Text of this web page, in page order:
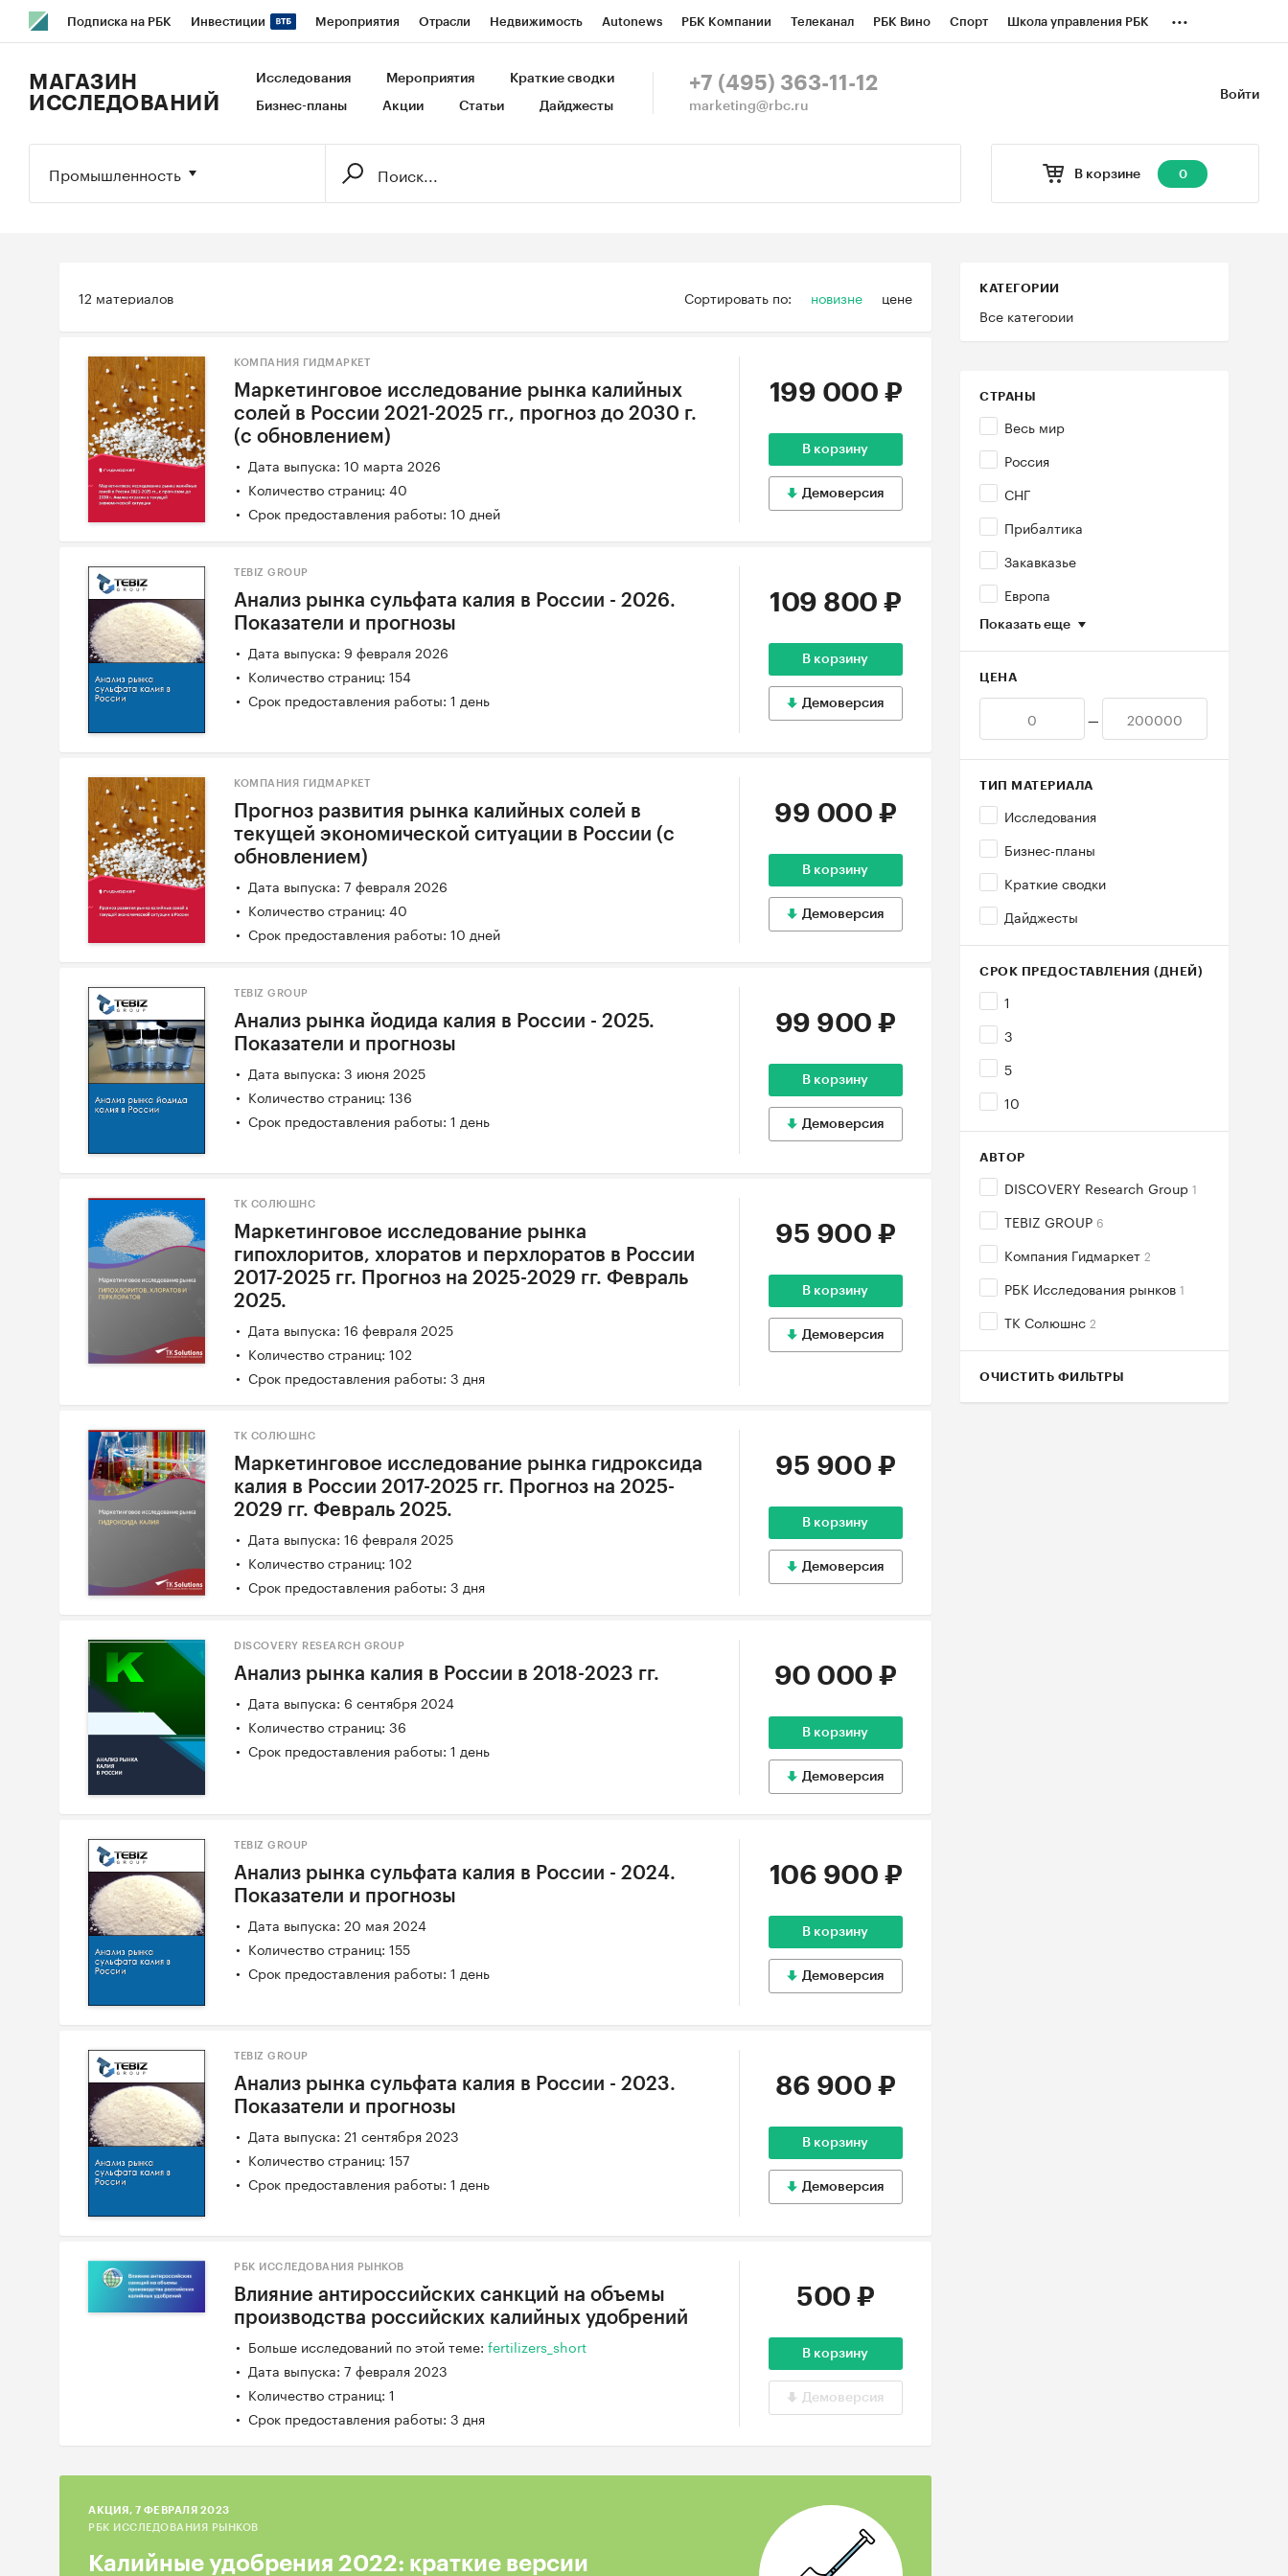
Подписка на РБК Инвестиции Мероприятия Отрасли Недвижимость Autonews РБК Компании Телеканал РБК Вино Спорт Школа управления РБК
Исследования Кредитные рейтинги Франшизы Газета Спецпроекты СПб Конференции СПб Спецпроекты
...
Войти
МАГАЗИН
ИССЛЕДОВАНИЙ
Исследования Мероприятия Краткие сводки
Бизнес-планы Акции Статьи Дайджесты
+7 (495) 363-11-12
marketing@rbc.ru
В корзине 0
Промышленность
Сортировать по: новизне цене
12 материалов КАТЕГОРИИ
Все категории
СТРАНЫ
Весь мир
Россия
СНГ
Прибалтика
Закавказье
Европа
Показать еще
ЦЕНА
—
ТИП МАТЕРИАЛА
Исследования
Бизнес-планы
Краткие сводки
Дайджесты
СРОК ПРЕДОСТАВЛЕНИЯ (ДНЕЙ)
1
3
5
10
АВТОР
DISCOVERY Research Group 1
TEBIZ GROUP 6
Компания Гидмаркет 2
РБК Исследования рынков 1
ТК Солюшнс 2
ОЧИСТИТЬ ФИЛЬТРЫ
КОМПАНИЯ ГИДМАРКЕТ
Маркетинговое исследование рынка калийных
солей в России 2021-2025 гг., прогноз до 2030 г.
(с обновлением)
Дата выпуска: 10 марта 2026
Количество страниц: 40
Срок предоставления работы: 10 дней
199 000 ₽
В корзину
Демоверсия
TEBIZ GROUP
Анализ рынка сульфата калия в России - 2026.
Показатели и прогнозы
Дата выпуска: 9 февраля 2026
Количество страниц: 154
Срок предоставления работы: 1 день
109 800 ₽
В корзину
Демоверсия
КОМПАНИЯ ГИДМАРКЕТ
Прогноз развития рынка калийных солей в
текущей экономической ситуации в России (с
обновлением)
Дата выпуска: 7 февраля 2026
Количество страниц: 40
Срок предоставления работы: 10 дней
99 000 ₽
В корзину
Демоверсия
TEBIZ GROUP
Анализ рынка йодида калия в России - 2025.
Показатели и прогнозы
Дата выпуска: 3 июня 2025
Количество страниц: 136
Срок предоставления работы: 1 день
99 900 ₽
В корзину
Демоверсия
ТК СОЛЮШНС
Маркетинговое исследование рынка
гипохлоритов, хлоратов и перхлоратов в России
2017-2025 гг. Прогноз на 2025-2029 гг. Февраль
2025.
Дата выпуска: 16 февраля 2025
Количество страниц: 102
Срок предоставления работы: 3 дня
95 900 ₽
В корзину
Демоверсия
ТК СОЛЮШНС
Маркетинговое исследование рынка гидроксида
калия в России 2017-2025 гг. Прогноз на 2025-
2029 гг. Февраль 2025.
Дата выпуска: 16 февраля 2025
Количество страниц: 102
Срок предоставления работы: 3 дня
95 900 ₽
В корзину
Демоверсия
DISCOVERY RESEARCH GROUP
Анализ рынка калия в России в 2018-2023 гг.
Дата выпуска: 6 сентября 2024
Количество страниц: 36
Срок предоставления работы: 1 день
90 000 ₽
В корзину
Демоверсия
TEBIZ GROUP
Анализ рынка сульфата калия в России - 2024.
Показатели и прогнозы
Дата выпуска: 20 мая 2024
Количество страниц: 155
Срок предоставления работы: 1 день
106 900 ₽
В корзину
Демоверсия
TEBIZ GROUP
Анализ рынка сульфата калия в России - 2023.
Показатели и прогнозы
Дата выпуска: 21 сентября 2023
Количество страниц: 157
Срок предоставления работы: 1 день
86 900 ₽
В корзину
Демоверсия
РБК ИССЛЕДОВАНИЯ РЫНКОВ
Влияние антироссийских санкций на объемы
производства российских калийных удобрений
Больше исследований по этой теме: fertilizers_short
Дата выпуска: 7 февраля 2023
Количество страниц: 1
Срок предоставления работы: 3 дня
500 ₽
В корзину
Демоверсия
AКЦИЯ, 7 ФЕВРАЛЯ 2023
РБК ИССЛЕДОВАНИЯ РЫНКОВ
Калийные удобрения 2022: краткие версии